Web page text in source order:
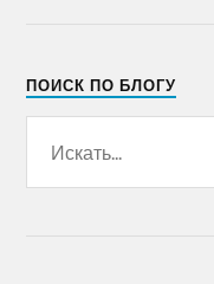
ПОИСК ПО БЛОГУ